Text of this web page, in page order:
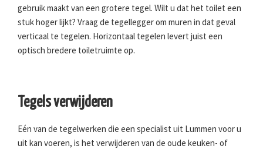
gebruik maakt van een grotere tegel. Wilt u dat het toilet een
stuk hoger lijkt? Vraag de tegellegger om muren in dat geval
verticaal te tegelen. Horizontaal tegelen levert juist een
optisch bredere toiletruimte op.
Tegels verwijderen
Eén van de tegelwerken die een specialist uit Lummen voor u
uit kan voeren, is het verwijderen van de oude keuken- of